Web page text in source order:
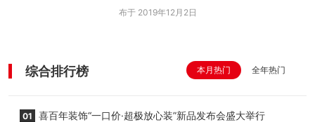
布于 2019年12月2日
综合排行榜 本月热门 全年热门
01 喜百年装饰“一口价·超极放心装”新品发布会盛大举行